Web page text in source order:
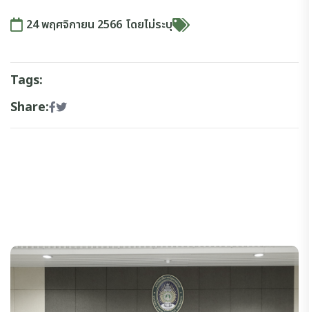
24 พฤศจิกายน 2566 โดยไม่ระบุ
Tags:
Share: